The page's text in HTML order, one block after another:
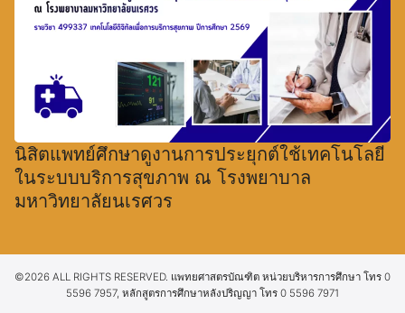
นิสิตแพทย์ศึกษาดูงานการประยุกต์ใช้เทคโนโลยี
ในระบบบริการสุขภาพ ณ โรงพยาบาล
มหาวิทยาลัยนเรศวร
©2026 ALL RIGHTS RESERVED. แพทยศาสตรบัณฑิต หน่วยบริหารการศึกษา โทร 0
5596 7957, หลักสูตรการศึกษาหลังปริญญา โทร 0 5596 7971